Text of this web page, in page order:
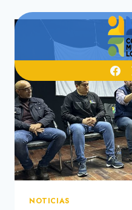
NOTICIAS